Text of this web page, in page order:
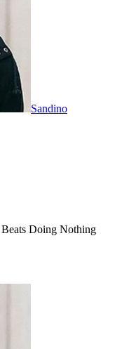
Sandino
Doing Nothing